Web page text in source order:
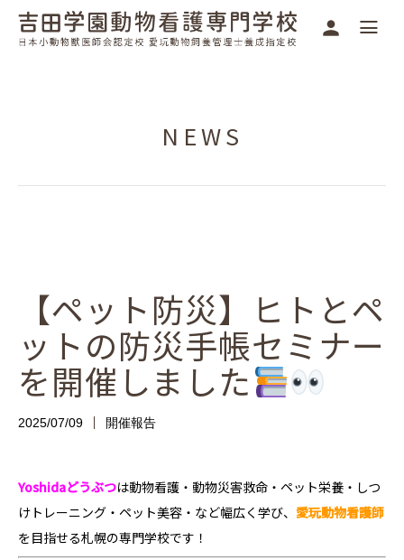
NEWS
【ペット防災】ヒトとペ
ットの防災手帳セミナー
を開催しました
2025/07/09 開催報告
Yoshidaどうぶつは動物看護・動物災害救命・ペット栄養・しつ
けトレーニング・ペット美容・など幅広く学び、 愛玩動物看護師
を目指せる札幌の専門学校です！